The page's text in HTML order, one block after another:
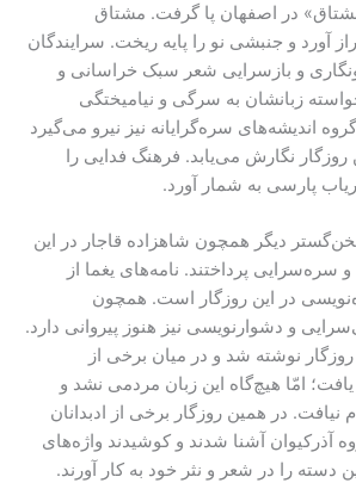
در اصفهان پا گرفت. مشتاق
آورد و جنبشی نو را پایه ریخت. سرایندگان
و بازسرایی شعر سبک خراسانی و
زبانشان به سرگی و نیامیختگی
اندیشه‌های سره‌گرایانه نیز نیرو می‌گیرد
روزگار نگارش می‌یابد. فرهنگ فدایی را
پارسی به شمار آورد.
دیگر همچون شاهزاده قاجار در این
سره‌سرایی پرداختند. نامه‌های یغما از
در این روزگار است. همچون
و دشوار‌نویسی نیز هنوز پیروانی دارد.
نوشته شد و در میان برخی از
یافت؛ امّا هیچ‌گاه این زبان مردمی نشد و
نیافت. در همین روزگار برخی از ادبدانان
آذرکیوان آشنا شدند و کوشیدند واژه‌های
را در شعر و نثر خود به کار آورند.